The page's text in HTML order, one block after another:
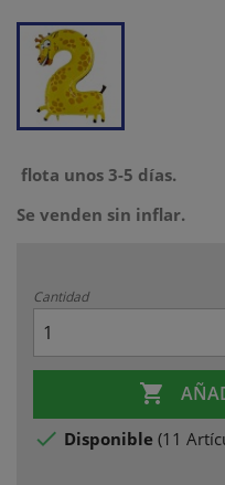
flota unos 3-5 días.
Se venden sin inflar.
Cantidad

 Disponible (11